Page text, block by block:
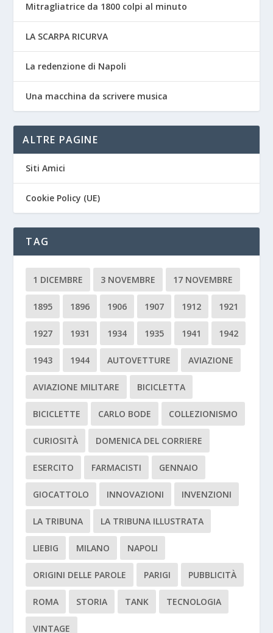
Mitragliatrice da 1800 colpi al minuto
LA SCARPA RICURVA
La redenzione di Napoli
Una macchina da scrivere musica
ALTRE PAGINE
Siti Amici
Cookie Policy (UE)
TAG
1 DICEMBRE 3 NOVEMBRE 17 NOVEMBRE
1895 1896 1906 1907 1912 1921
1927 1931 1934 1935 1941 1942
1943 1944 AUTOVETTURE AVIAZIONE
AVIAZIONE MILITARE BICICLETTA
BICICLETTE CARLO BODE COLLEZIONISMO
CURIOSITÀ DOMENICA DEL CORRIERE
ESERCITO FARMACISTI GENNAIO
GIOCATTOLO INNOVAZIONI INVENZIONI
LA TRIBUNA LA TRIBUNA ILLUSTRATA
LIEBIG MILANO NAPOLI
ORIGINI DELLE PAROLE PARIGI PUBBLICITÀ
ROMA STORIA TANK TECNOLOGIA
VINTAGE